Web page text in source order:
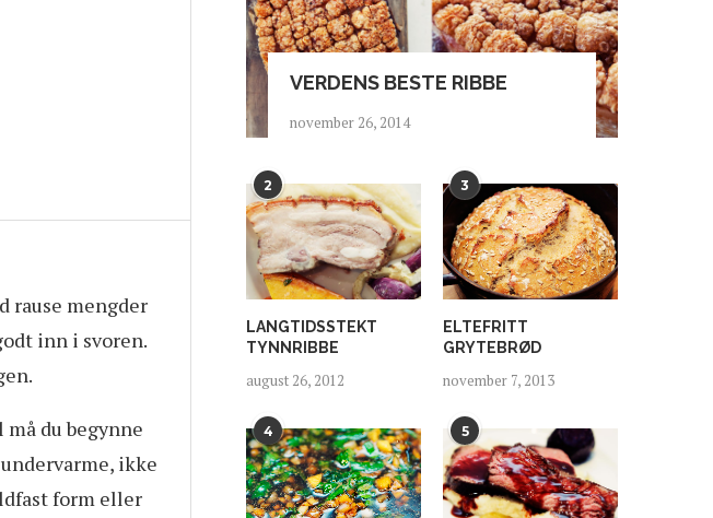
rause mengder
inn i svoren.
du begynne
ikke
form eller
VERDENS BESTE RIBBE
november 26, 2014
2
LANGTIDSSTEKT
TYNNRIBBE
august 26, 2012
3
ELTEFRITT
GRYTEBRØD
november 7, 2013
4 5